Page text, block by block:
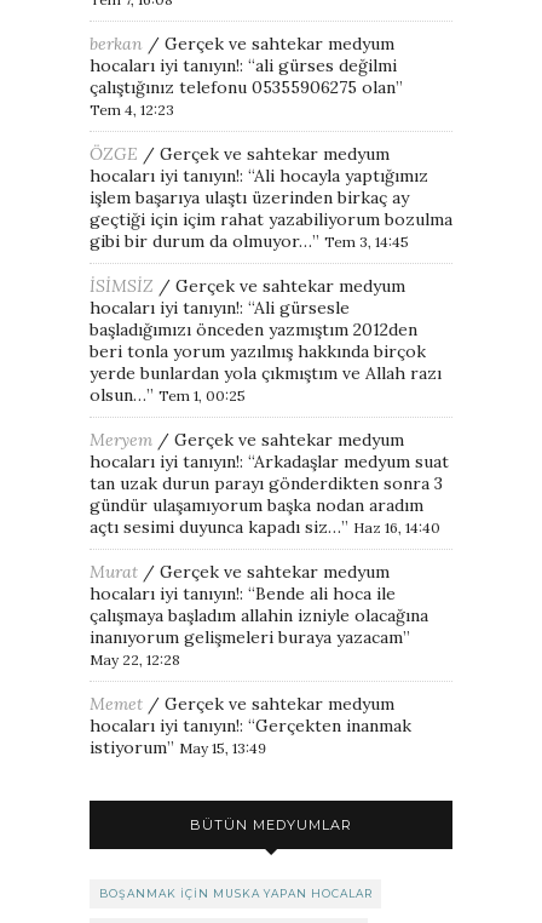
berkan / Gerçek ve sahtekar medyum
hocaları iyi tanıyın!: “ali gürses değilmi
çalıştığınız telefonu 05355906275 olan”
Tem 4, 12:23
ÖZGE / Gerçek ve sahtekar medyum
hocaları iyi tanıyın!: “Ali hocayla yaptığımız
işlem başarıya ulaştı üzerinden birkaç ay
geçtiği için içim rahat yazabiliyorum bozulma
gibi bir durum da olmuyor…” Tem 3, 14:45
İSİMSİZ / Gerçek ve sahtekar medyum
hocaları iyi tanıyın!: “Ali gürsesle
başladığımızı önceden yazmıştım 2012den
beri tonla yorum yazılmış hakkında birçok
yerde bunlardan yola çıkmıştım ve Allah razı
olsun…” Tem 1, 00:25
Meryem / Gerçek ve sahtekar medyum
hocaları iyi tanıyın!: “Arkadaşlar medyum suat
tan uzak durun parayı gönderdikten sonra 3
gündür ulaşamıyorum başka nodan aradım
açtı sesimi duyunca kapadı siz…” Haz 16, 14:40
Murat / Gerçek ve sahtekar medyum
hocaları iyi tanıyın!: “Bende ali hoca ile
çalışmaya başladım allahin izniyle olacağına
inanıyorum gelişmeleri buraya yazacam”
May 22, 12:28
Memet / Gerçek ve sahtekar medyum
hocaları iyi tanıyın!: “Gerçekten inanmak
istiyorum” May 15, 13:49
BÜTÜN MEDYUMLAR
BOŞANMAK IÇIN MUSKA YAPAN HOCALAR